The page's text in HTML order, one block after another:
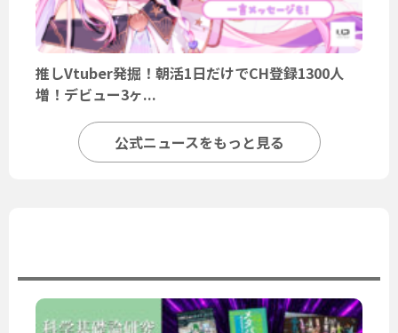
推しVtuber発掘！朝活1日だけでCH登録1300人
増！デビュー3ヶ...
公式ニュースをもっと見る